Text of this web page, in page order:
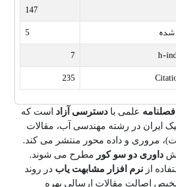
147
شده
5
h-
7
235
فصلنامه علمی با دسترسی آزاد است که
ایران در رشته مهندسی آب، مقالات
مروری و داده محور منتشر می کند.
داوری دو سو کور مطرح می شوند.
از نرم افزار مشابهت یاب در روند
اصالت مقالات ارسالی بهره